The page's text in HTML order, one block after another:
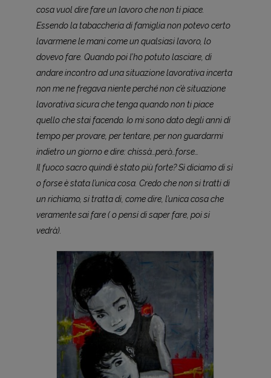
cosa vuol dire fare un lavoro che non ti piace.
Essendo la tabaccheria di famiglia non potevo certo
lavarmene le mani come un qualsiasi lavoro, lo
dovevo fare. Quando poi l’ho potuto lasciare, di
andare incontro ad una situazione lavorativa incerta
non me ne fregava niente perché non c’è situazione
lavorativa sicura che tenga quando non ti piace
quello che stai facendo. Io mi sono dato degli anni di
tempo per provare, per tentare, per non guardarmi
indietro un giorno e dire: chissà…però…forse…
Il fuoco sacro quindi è stato più forte? Sì diciamo di sì
o forse è stata l’unica cosa. Credo che non si tratti di
un richiamo, si tratta di, come dire, l’unica cosa che
veramente sai fare ( o pensi di saper fare, poi si
vedrà).